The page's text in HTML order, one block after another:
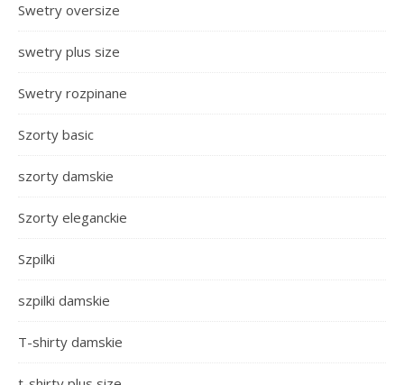
Swetry oversize
swetry plus size
Swetry rozpinane
Szorty basic
szorty damskie
Szorty eleganckie
Szpilki
szpilki damskie
T-shirty damskie